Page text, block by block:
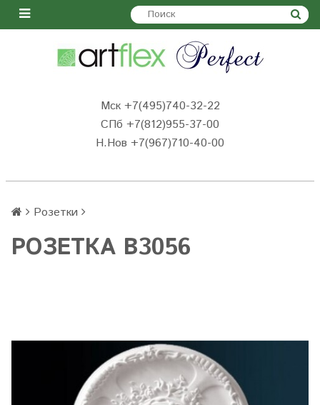
Мск +7(495)740-32-22
СПб +7(812)955-37-00
Н.Нов +7(967)710-40-00
Розетки
РОЗЕТКА B3056